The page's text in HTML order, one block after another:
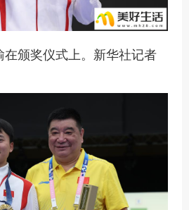
颁奖仪式上。新华社记者